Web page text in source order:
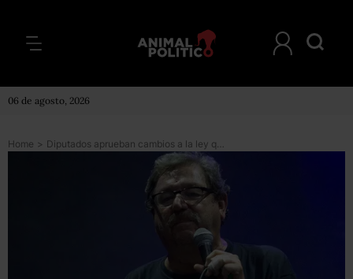
06 de agosto, 2026
Home > Diputados aprueban cambios a la ley que le permiten a Paco Taibo II dirigir el Fondo de Cultura